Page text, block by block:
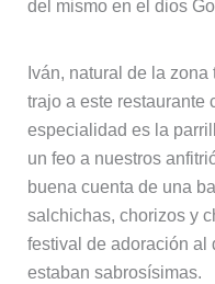
del mismo en el dios
Iván, natural de la
trajo a este restaurante
especialidad es la
un feo a nuestros
buena cuenta de una
salchichas, chorizos y
festival de adoración al
estaban sabrosísimas.